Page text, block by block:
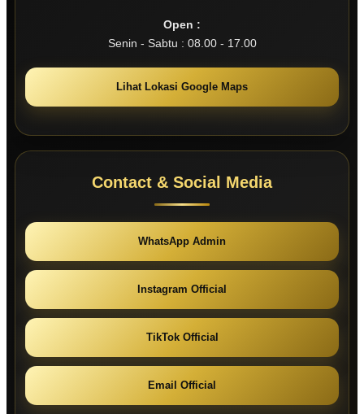
Open :
Senin - Sabtu : 08.00 - 17.00
Lihat Lokasi Google Maps
Contact & Social Media
WhatsApp Admin
Instagram Official
TikTok Official
Email Official